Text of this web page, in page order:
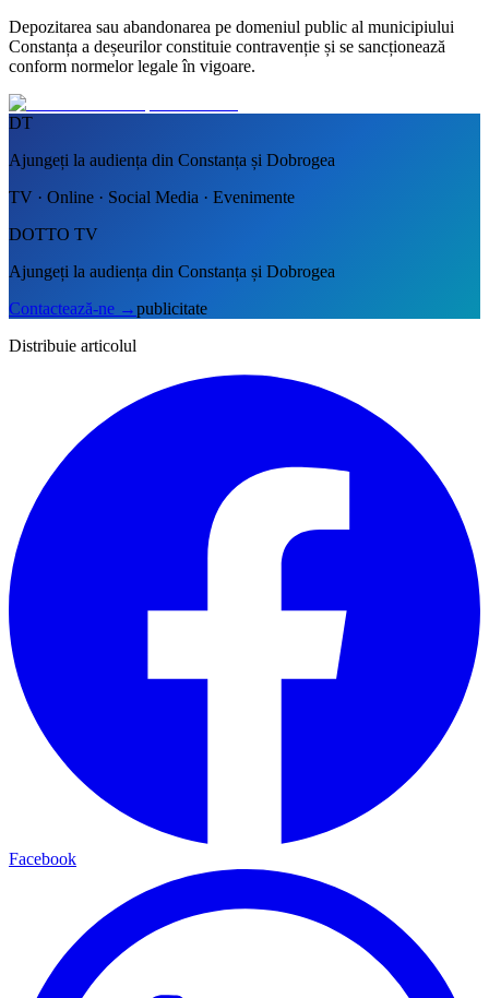
Depozitarea sau abandonarea pe domeniul public al municipiului
Constanța a deșeurilor constituie contravenție și se sancționează
conform normelor legale în vigoare.
DT
Ajungeți la audiența din Constanța și Dobrogea
TV · Online · Social Media · Evenimente
DOTTO TV
Ajungeți la audiența din Constanța și Dobrogea
Contactează-ne →publicitate
Distribuie articolul
Facebook